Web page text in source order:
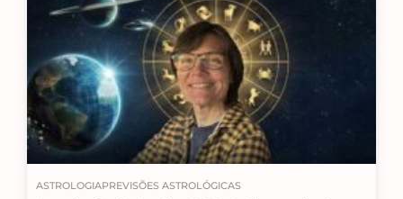
ASTROLOGIAPREVISÕES ASTROLÓGICAS